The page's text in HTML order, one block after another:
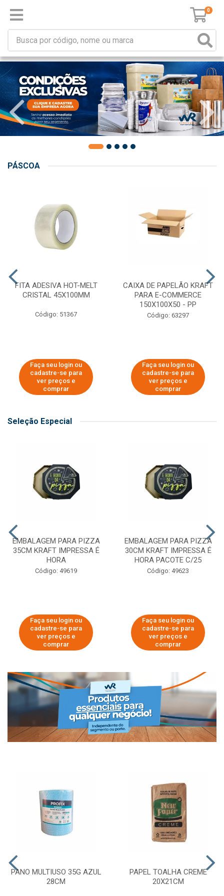
0
PÁSCOA
FITA ADESIVA HOT-MELT
CRISTAL 45X100MM
Código: 51367
Faça seu login ou
cadastre-se para
ver preços e
comprar
CAIXA DE PAPELÃO KRAFT
PARA E-COMMERCE
150X100X50 - PP
Código: 63297
Faça seu login ou
cadastre-se para
ver preços e
comprar
Seleção Especial
EMBALAGEM PARA PIZZA
35CM KRAFT IMPRESSA É
HORA
Código: 49619
Faça seu login ou
cadastre-se para
ver preços e
comprar
EMBALAGEM PARA PIZZA
30CM KRAFT IMPRESSA É
HORA PACOTE C/25
Código: 49623
Faça seu login ou
cadastre-se para
ver preços e
comprar
PANO MULTIUSO 35G AZUL
28CM
PAPEL TOALHA CREME
20X21CM